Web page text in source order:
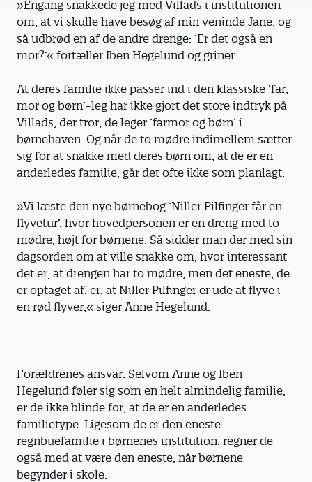
»Engang snakkede jeg med Villads i institutionen
om, at vi skulle have besøg af min veninde Jane, og
så udbrød en af de andre drenge: ’Er det også en
mor?’« fortæller Iben Hegelund og griner.
At deres familie ikke passer ind i den klassiske ’far,
mor og børn’-leg har ikke gjort det store indtryk på
Villads, der tror, de leger ’farmor og børn’ i
børnehaven. Og når de to mødre indimellem sætter
sig for at snakke med deres børn om, at de er en
anderledes familie, går det ofte ikke som planlagt.
»Vi læste den nye børnebog ’Niller Pilfinger får en
flyvetur’, hvor hovedpersonen er en dreng med to
mødre, højt for børnene. Så sidder man der med sin
dagsorden om at ville snakke om, hvor interessant
det er, at drengen har to mødre, men det eneste, de
er optaget af, er, at Niller Pilfinger er ude at flyve i
en rød flyver,« siger Anne Hegelund.
Forældrenes ansvar. Selvom Anne og Iben
Hegelund føler sig som en helt almindelig familie,
er de ikke blinde for, at de er en anderledes
familietype. Ligesom de er den eneste
regnbuefamilie i børnenes institution, regner de
også med at være den eneste, når børnene
begynder i skole.